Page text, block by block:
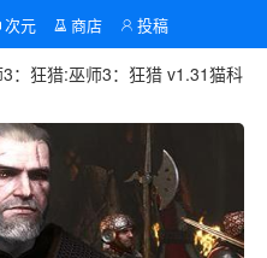
次元 商店 投稿
：狂猎:巫师3：狂猎 v1.31猫科